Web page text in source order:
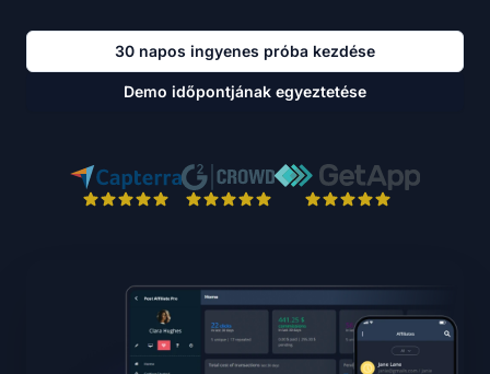
30 napos ingyenes próba kezdése
Demo időpontjának egyeztetése